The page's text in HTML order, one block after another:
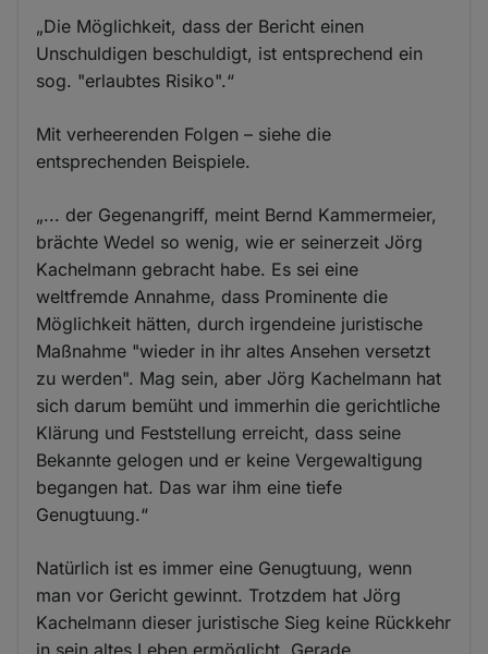
„Die Möglichkeit, dass der Bericht einen
Unschuldigen beschuldigt, ist entsprechend ein
sog. "erlaubtes Risiko".“
Mit verheerenden Folgen – siehe die
entsprechenden Beispiele.
„... der Gegenangriff, meint Bernd Kammermeier,
brächte Wedel so wenig, wie er seinerzeit Jörg
Kachelmann gebracht habe. Es sei eine
weltfremde Annahme, dass Prominente die
Möglichkeit hätten, durch irgendeine juristische
Maßnahme "wieder in ihr altes Ansehen versetzt
zu werden". Mag sein, aber Jörg Kachelmann hat
sich darum bemüht und immerhin die gerichtliche
Klärung und Feststellung erreicht, dass seine
Bekannte gelogen und er keine Vergewaltigung
begangen hat. Das war ihm eine tiefe
Genugtuung.“
Natürlich ist es immer eine Genugtuung, wenn
man vor Gericht gewinnt. Trotzdem hat Jörg
Kachelmann dieser juristische Sieg keine Rückkehr